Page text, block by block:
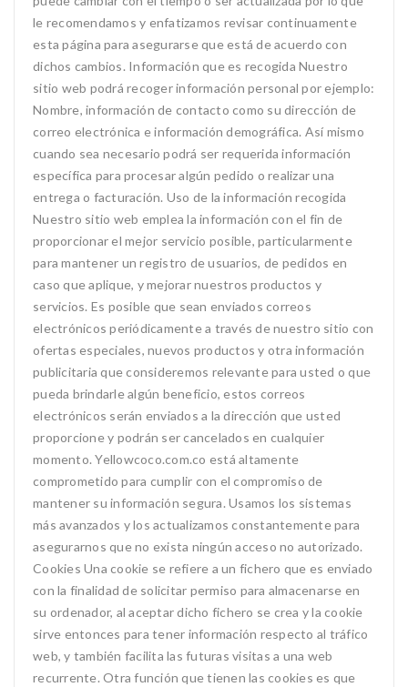
le recomendamos y enfatizamos revisar continuamente
esta página para asegurarse que está de acuerdo con
dichos cambios. Información que es recogida Nuestro
sitio web podrá recoger información personal por ejemplo:
Nombre, información de contacto como su dirección de
correo electrónica e información demográfica. Así mismo
cuando sea necesario podrá ser requerida información
específica para procesar algún pedido o realizar una
entrega o facturación. Uso de la información recogida
Nuestro sitio web emplea la información con el fin de
proporcionar el mejor servicio posible, particularmente
para mantener un registro de usuarios, de pedidos en
caso que aplique, y mejorar nuestros productos y
servicios. Es posible que sean enviados correos
electrónicos periódicamente a través de nuestro sitio con
ofertas especiales, nuevos productos y otra información
publicitaria que consideremos relevante para usted o que
pueda brindarle algún beneficio, estos correos
electrónicos serán enviados a la dirección que usted
proporcione y podrán ser cancelados en cualquier
momento. Yellowcoco.com.co está altamente
comprometido para cumplir con el compromiso de
mantener su información segura. Usamos los sistemas
más avanzados y los actualizamos constantemente para
asegurarnos que no exista ningún acceso no autorizado.
Cookies Una cookie se refiere a un fichero que es enviado
con la finalidad de solicitar permiso para almacenarse en
su ordenador, al aceptar dicho fichero se crea y la cookie
sirve entonces para tener información respecto al tráfico
web, y también facilita las futuras visitas a una web
recurrente. Otra función que tienen las cookies es que